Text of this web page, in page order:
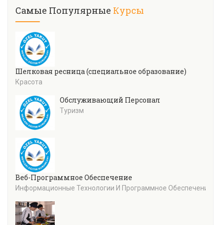
Самые Популярные Курсы
Шелковая ресница (специальное образование)
Красота
Обслуживающий Персонал
Туризм
Веб-Программное Обеспечение
Информационные Технологии И Программное Обеспечение